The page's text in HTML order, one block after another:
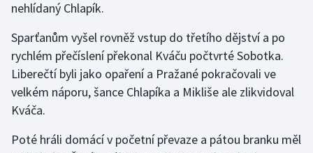
nehlídaný Chlapík.
Sparťanům vyšel rovněž vstup do třetího dějství a po
rychlém přečíslení překonal Kváču počtvrté Sobotka.
Liberečtí byli jako opaření a Pražané pokračovali ve
velkém náporu, šance Chlapíka a Mikliše ale zlikvidoval
Kváča.
Poté hráli domácí v početní převaze a pátou branku měl